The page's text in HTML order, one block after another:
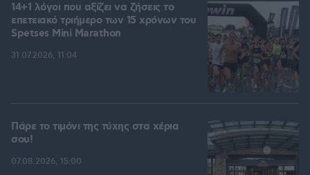
14+1 λόγοι που αξίζει να ζήσεις το
επετειακό τριήμερο των 15 χρόνων του
Spetses Mini Marathon
31.07.2026, 11:04
Πάρε το τιμόνι της τύχης στα χέρια
σου!
07.08.2026, 15:00